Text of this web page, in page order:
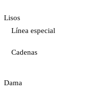
Lisos
Línea especial
Cadenas
Dama